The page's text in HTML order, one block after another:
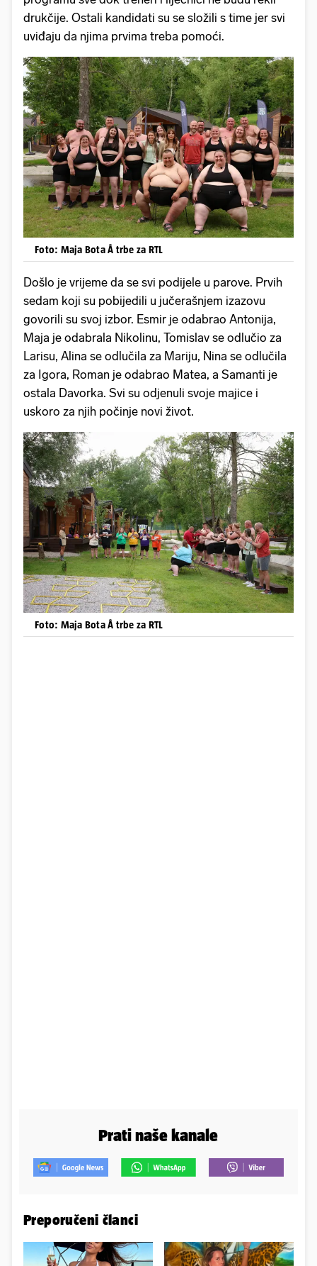
drukčije. Ostali kandidati su se složili s time jer svi
uviđaju da njima prvima treba pomoći.
Foto: Maja Bota Å trbe za RTL
Došlo je vrijeme da se svi podijele u parove. Prvih
sedam koji su pobijedili u jučerašnjem izazovu
govorili su svoj izbor. Esmir je odabrao Antonija,
Maja je odabrala Nikolinu, Tomislav se odlučio za
Larisu, Alina se odlučila za Mariju, Nina se odlučila
za Igora, Roman je odabrao Matea, a Samanti je
ostala Davorka. Svi su odjenuli svoje majice i
uskoro za njih počinje novi život.
Foto: Maja Bota Å trbe za RTL
Prati naše kanale
Preporučeni članci